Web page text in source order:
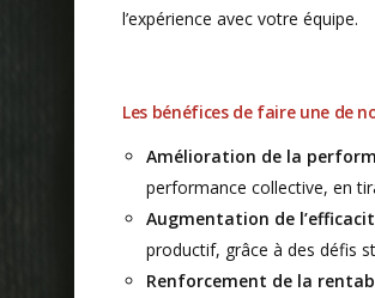
l’expérience avec votre équipe.
Les bénéfices de faire une de
Amélioration de la
performance collective, en
Augmentation de
productif, grâce à des défis
Renforcement de la